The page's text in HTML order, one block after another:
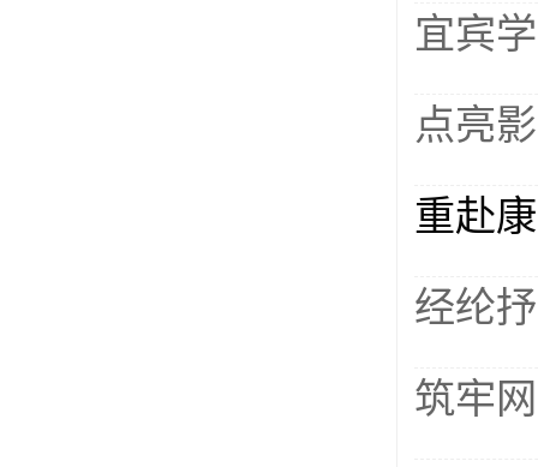
宜宾
点亮
重赴
经纶
筑牢